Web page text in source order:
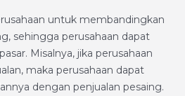
untuk membandingkan
sehingga perusahaan dapat
Misalnya, jika perusahaan
maka perusahaan dapat
dengan penjualan pesaing.